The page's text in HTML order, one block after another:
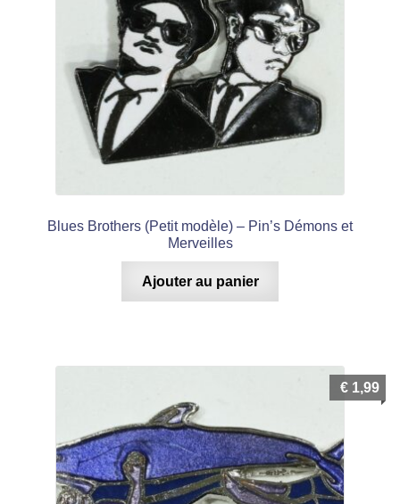
Blues Brothers (Petit modèle) – Pin’s Démons et
Merveilles
Ajouter au panier
€ 1,99